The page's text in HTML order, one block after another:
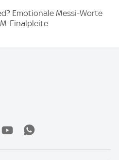
Emotionale Messi-Worte
Finalpleite